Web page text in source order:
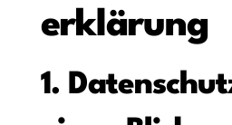
erklärung
1.